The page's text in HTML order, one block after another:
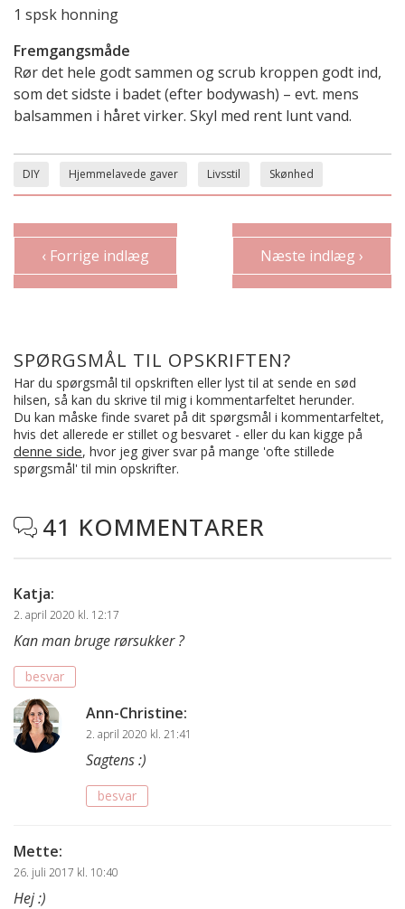
1 spsk honning
Fremgangsmåde
Rør det hele godt sammen og scrub kroppen godt ind,
som det sidste i badet (efter bodywash) – evt. mens
balsammen i håret virker. Skyl med rent lunt vand.
DIY Hjemmelavede gaver Livsstil Skønhed
‹ Forrige indlæg Næste indlæg ›
SPØRGSMÅL TIL OPSKRIFTEN?
Har du spørgsmål til opskriften eller lyst til at sende en sød
hilsen, så kan du skrive til mig i kommentarfeltet herunder.
Du kan måske finde svaret på dit spørgsmål i kommentarfeltet,
hvis det allerede er stillet og besvaret - eller du kan kigge på
denne side, hvor jeg giver svar på mange 'ofte stillede
spørgsmål' til min opskrifter.
 41 KOMMENTARER
Katja:
2. april 2020 kl. 12:17
Kan man bruge rørsukker ?
besvar
Ann-Christine:
2. april 2020 kl. 21:41
Sagtens :)
besvar
Mette:
26. juli 2017 kl. 10:40
Hej :)